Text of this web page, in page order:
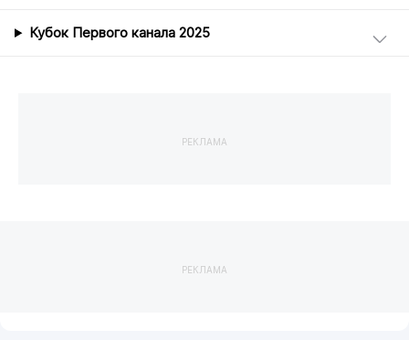
Кубок Первого канала 2025
РЕКЛАМА
РЕКЛАМА